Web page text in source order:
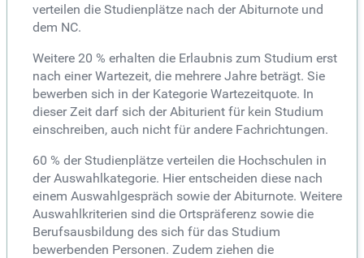
verteilen die Studienplätze nach der Abiturnote und
dem NC.
Weitere 20 % erhalten die Erlaubnis zum Studium erst
nach einer Wartezeit, die mehrere Jahre beträgt. Sie
bewerben sich in der Kategorie Wartezeitquote. In
dieser Zeit darf sich der Abiturient für kein Studium
einschreiben, auch nicht für andere Fachrichtungen.
60 % der Studienplätze verteilen die Hochschulen in
der Auswahlkategorie. Hier entscheiden diese nach
einem Auswahlgespräch sowie der Abiturnote. Weitere
Auswahlkriterien sind die Ortspräferenz sowie die
Berufsausbildung des sich für das Studium
bewerbenden Personen. Zudem ziehen die